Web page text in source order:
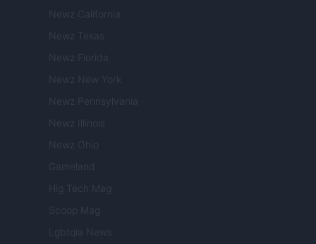
Newz California
Newz Texas
Newz Florida
Newz New York
Newz Pennsylvania
Newz Illinois
Newz Ohio
Gameland
Hig Tech Mag
Scoop Mag
Lgbtqia News